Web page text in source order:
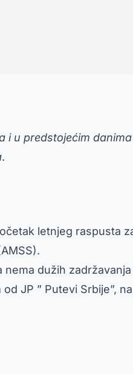
i u predstojećim
.
letnjeg raspusta
dužih
JP ” Putevi Srbije”,